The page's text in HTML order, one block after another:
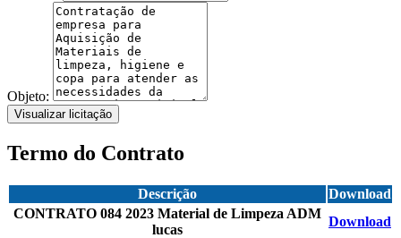
Objeto:
Visualizar licitação
Termo do Contrato
Descrição
Download
CONTRATO 084 2023 Material de Limpeza ADM
lucas
Download